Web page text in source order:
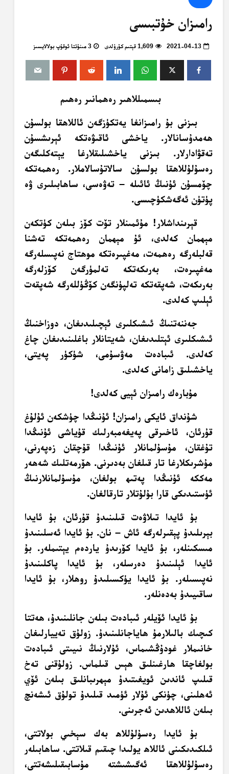
رامىزان خۇتبىسى
2021-04-13 1,609 قېتىم كۆرۈلدى 3 مىنۇتتا ئوقۇپ بولالايسىز
بىسمىللاھىر رەھمانىر رەھىم
بىزنى بۇ رامىزانغا يەتكۈزگەن ئاللاھقا بولسۇن
ھەمدۇسانالار. ياخشى ئاقىۋەتكە ئېرىشسۇن
تەقۋادارلار. بىزنى ياخشىلىقلارغا يېتەكلىگەن
رەسۇلۇللاھقا بولسۇن سالاتۇسالاملار. رەھمەتكە
چۆمسۇن ئۇنىڭ ئائىلە – تەۋەسى، ساھابىلىرى ۋە
پۈتۈن ئەگەشكۈچىسى.
قېرىنداشلار! مۇئمىنلار تۆت كۆز بىلەن كۈتكەن
مېھمان كەلدى، ئۇ مېھمان رەھمەتكە تەشنا
قەلبلەرگە رەھمەت، مەغپىرەتكە موھتاج نەپىسلەرگە
مەغپىرەت، بەرىكەتكە تەلمۈرگەن كۆزلەرگە
بەرىكەت، شەپقەتكە تەلپۈنگەن كۆڭۈللەرگە شەپقەت
ئېلىپ كەلدى.
جەننەتنىڭ ئىشىكلىرى ئېچىلىدىغان، دوزاخنىڭ
ئىشىكلىرى ئېتلىدىغان، شەيتانلار باغلىنىدىغان چاغ
كەلدى. ئىبادەت مەۋسۇمى، شۈكۈر پەيتى،
ياخشىلىق زامانى كەلدى.
مۇبارەك رامىزان ئېيى كەلدى!
شۇنداق ئايكى رامىزان! ئۇنىڭدا چۈشكەن ئۇلۇغ
قۇرئان، ئاخىرقى پەيغەمبەرلىك قۇياشى ئۇنىڭدا
تۇغقان، مۇسۇلمانلار ئۇنىڭدا قۇچقان زەپەرنى،
مۇشرىكلارغا تار قىلغان بەدىرنى. ھۆرمەتلىك شەھەر
مەككە ئۇنىڭدا پەتىھ بولغان، مۇسۇلمانلارنىڭ
ئۈستىدىكى قارا بۇلۇتلار تارقالغان.
بۇ ئايدا تىلاۋەت قىلىنىدۇ قۇرئان، بۇ ئايدا
بېرىلىدۇ پېقىرلەرگە ئاش – نان. بۇ ئايدا ئەسلىنىدۇ
مىسكىنلەر، بۇ ئايدا كۆرىدۇ ياردەم يېتىملەر. بۇ
ئايدا ئېلىنىدۇ دەرسلەر، بۇ ئايدا پاكلىنىدۇ
نەپىسىلەر. بۇ ئايدا يۈكسىلىدۇ روھلار، بۇ ئايدا
ساقىيىدۇ بەدەنلەر.
بۇ ئايدا ئۆيلەر ئىبادەت بىلەن جانلىنىدۇ، ھەتتا
كىچىك بالىلارمۇ ھاياجانلىنىدۇ. زولۇق تەييارلىغان
خانىملار غودۇڭشىماس، ئۇلارنىڭ نىيىتى ئىبادەت
بولغاچقا ھارغىنلىق ھېس قىلماس. زولۇقنى تەخ
قىلىپ ئاندىن ئويغىتىدۇ مېھرىبانلىق بىلەن ئۆي
ئەھلىنى، چۈنكى ئۇلار ئۈمىد قىلىدۇ تولۇق ئىشەنچ
بىلەن ئاللاھدىن ئەجرىنى.
بۇ ئايدا رەسۇلۇللاھ بەك سېخىي بولاتتى،
ئىلكىدىكىنى ئاللاھ يولىدا چىقىم قىلاتتى. ساھابىلەر
رەسۇلۇللاھقا ئەگىشىشتە مۇسابىقىلىشەتتى،